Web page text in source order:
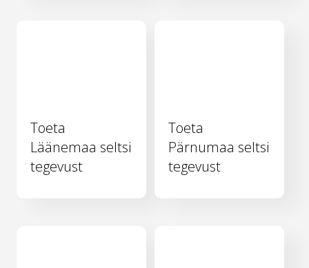
Toeta
Läänemaa seltsi
tegevust
Toeta
Pärnumaa seltsi
tegevust